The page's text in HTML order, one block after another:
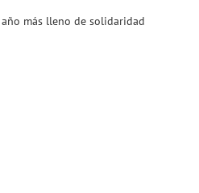
año más lleno de solidaridad